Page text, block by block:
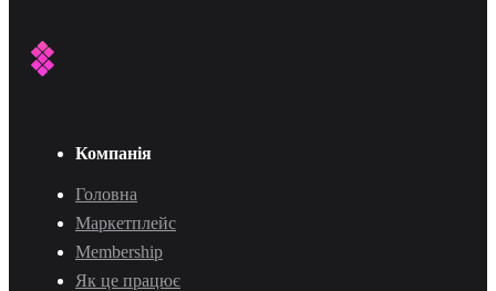
Компанія
Головна
Маркетплейс
Membership
Як це працює